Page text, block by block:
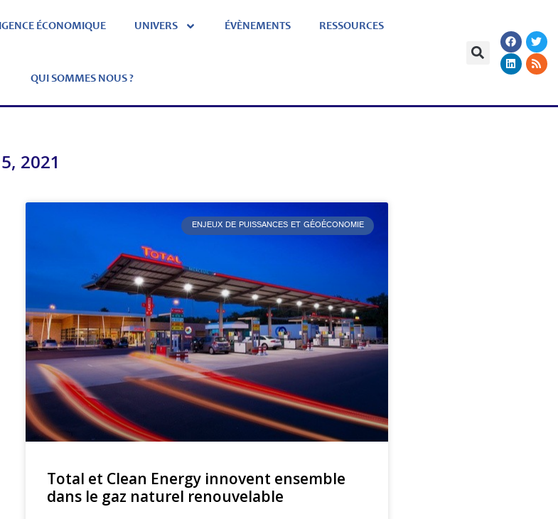
ÉCONOMIQUE UNIVERS ÉVÈNEMENTS RESSOURCES
QUI SOMMES NOUS ?
2021
ENJEUX DE PUISSANCES ET GÉOÉCONOMIE
Total et Clean Energy innovent ensemble
dans le gaz naturel renouvelable